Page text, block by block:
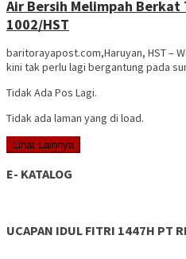
Air Bersih Melimpah Berkat
1002/HST
baritorayapost.com,Haruyan, HST –
kini tak perlu lagi bergantung pada
Tidak Ada Pos Lagi.
Tidak ada laman yang di load.
Lihat Lainnya
E- KATALOG
UCAPAN IDUL FITRI 1447H PT